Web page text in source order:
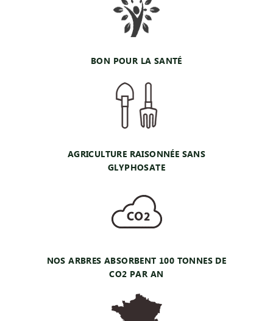
BON POUR LA SANTÉ
AGRICULTURE RAISONNÉE SANS
GLYPHOSATE
NOS ARBRES ABSORBENT 100 TONNES DE
CO2 PAR AN